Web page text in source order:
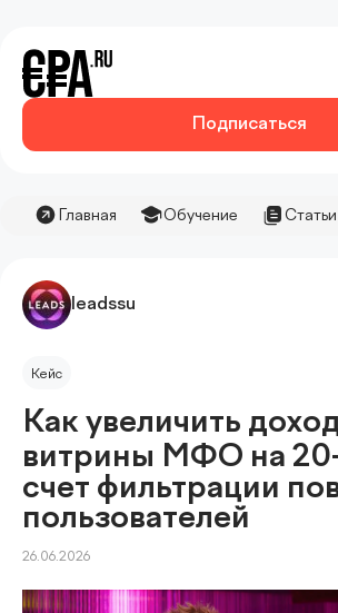
Подписаться
Главная Обучение Статьи
leadssu
Кейс
Как увеличить
витрины МФО на
счет фильтрации
пользователей
26.06.2026